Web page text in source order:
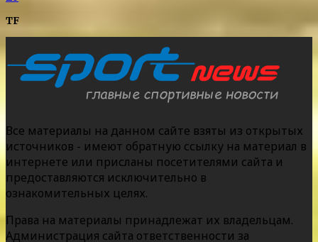
TF
Все материалы на данном сайте взяты из открытых
источников - имеют обратную ссылку на материал в
интернете или присланы посетителями сайта и
предоставляются исключительно в
ознакомительных целях.
Права на материалы принадлежат их владельцам.
Администрация сайта ответственности за